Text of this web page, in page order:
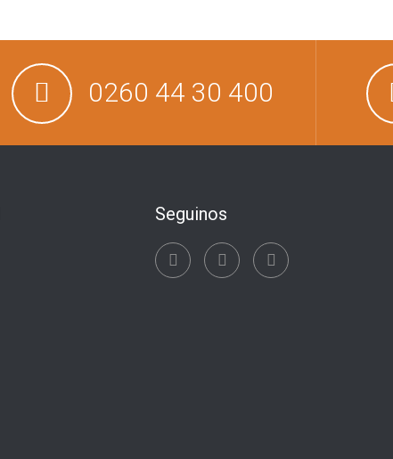
0260 44 30 400
Seguinos